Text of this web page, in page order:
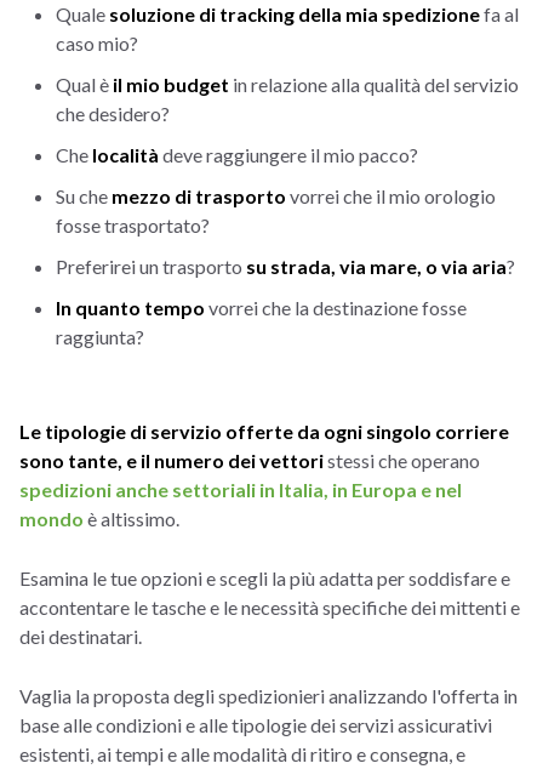
Quale soluzione di tracking della mia spedizionefa al
caso mio?
Qual è il mio budget in relazione alla qualità del servizio
che desidero?
Che località deve raggiungere il mio pacco?
Su che mezzo di trasporto vorrei che il mio orologio
fosse trasportato?
Preferirei un trasporto su strada, via mare, o via aria?
In quanto tempo vorrei che la destinazione fosse
raggiunta?
Le tipologie di servizio offerte da ogni singolo corriere
sono tante, e il numero dei vettoristessi che operano
spedizioni anche settoriali in Italia, in Europa e nel
mondo è altissimo.
Esamina le tue opzioni e scegli la più adatta per soddisfare e
accontentare le tasche e le necessità specifiche dei mittenti e
dei destinatari.
Vaglia la proposta degli spedizionieri analizzando l'offerta in
base alle condizioni e alle tipologie dei servizi assicurativi
esistenti, ai tempi e alle modalità di ritiro e consegna, e